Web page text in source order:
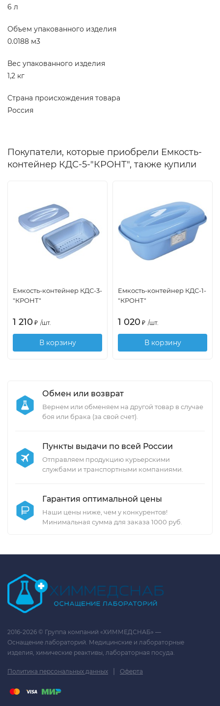
6 л
Объем упакованного изделия
0.0188 м3
Вес упакованного изделия
1,2 кг
Страна происхождения товара
Россия
Покупатели, которые приобрели Емкость-
контейнер КДС-5-"КРОНТ", также купили
Емкость-контейнер КДС-3-
"КРОНТ"
1 210 ₽ /шт.
В корзину
Емкость-контейнер КДС-1-
"КРОНТ"
1 020 ₽ /шт.
В корзину
Обмен или возврат
Вернем или обменяем на другой товар в случае
боя или брака (за свой счет).
Пункты выдачи по всей России
Отправляем продукцию курьерскими
службами и транспортными компаниями.
Гарантия оптимальной цены
Наши цены ниже, чем у конкурентов!
Минимальная сумма для заказа 1000 руб.
2016-2026 © Группа компаний «ХИММЕДСНАБ» —
Оснащение лабораторий. Медицинские и лабораторные
изделия, химические реактивы, лабораторная посуда.
Политика персональных данных | Оферта